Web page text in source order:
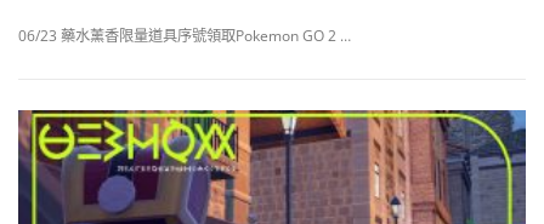
06/23 藥水薰香限量道具序號領取Pokemon GO 2 …